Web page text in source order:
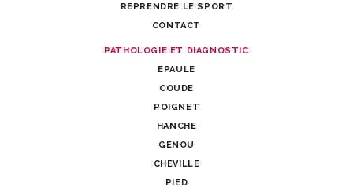
REPRENDRE LE SPORT
CONTACT
PATHOLOGIE ET DIAGNOSTIC
EPAULE
COUDE
POIGNET
HANCHE
GENOU
CHEVILLE
PIED